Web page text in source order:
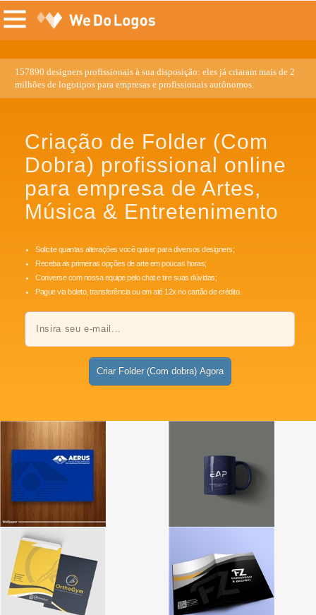
157890 designers profissionais à sua disposição: eles já criaram mais de 2
milhões de logotipos para empresas e profissionais autônomos.
Criação de Folder (Com
Dobra) profissional online
para empresa de Artes,
Música & Entretenimento
Solicite quantas alterações você quiser para diversos designers;
Receba as primeiras opções de arte em poucas horas;
Converse com nossa equipe pelo chat e tire suas dúvidas;
Pague via boleto, transferência ou em até 12x no cartão de crédito.
Criar Folder (Com dobra) Agora